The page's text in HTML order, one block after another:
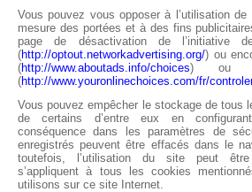
Vous pouvez vous opposer à l’utilisation
mesure des portées et à des fins
page de désactivation de l’initiative
(http://optout.networkadvertising.org/) ou
(http://www.aboutads.info/choices) ou le
(http://www.youronlinechoices.com/fr/
Vous pouvez empêcher le stockage de tous
de certains d’entre eux en
conséquence dans les paramètres de
enregistrés peuvent être effacés dans le
toutefois, l’utilisation du site peut
s’appliquent à tous les cookies
utilisons sur ce site Internet.